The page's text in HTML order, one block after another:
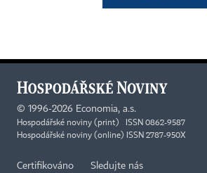
© 1996-2026 Economia, a.s.
Hospodářské noviny (print) ISSN 0862-9587
Hospodářské noviny (online) ISSN 2787-950X
Certifikováno Sledujte nás